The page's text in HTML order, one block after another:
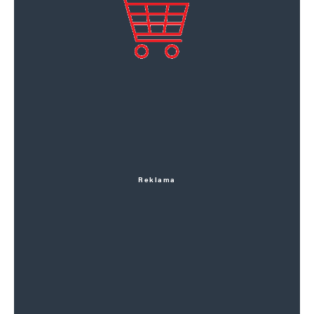
Reklama